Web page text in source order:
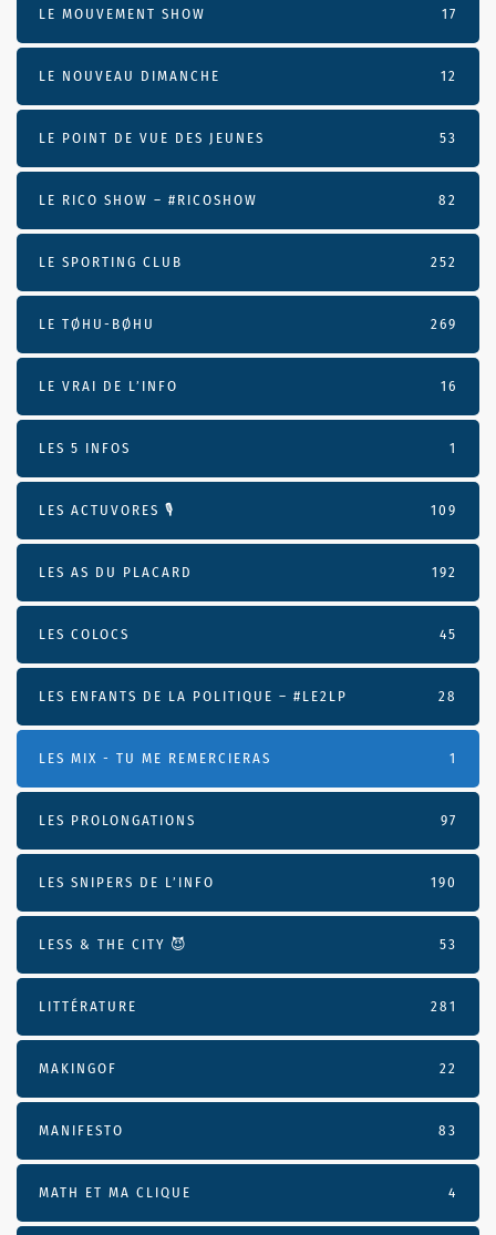
LE MOUVEMENT SHOW 17
LE NOUVEAU DIMANCHE 12
LE POINT DE VUE DES JEUNES 53
LE RICO SHOW – #RICOSHOW 82
LE SPORTING CLUB 252
LE TØHU-BØHU 269
LE VRAI DE L’INFO 16
LES 5 INFOS 1
LES ACTUVORES 🎙 109
LES AS DU PLACARD 192
LES COLOCS 45
LES ENFANTS DE LA POLITIQUE – #LE2LP 28
LES MIX - TU ME REMERCIERAS 1
LES PROLONGATIONS 97
LES SNIPERS DE L’INFO 190
LESS & THE CITY 😈 53
LITTÉRATURE 281
MAKINGOF 22
MANIFESTO 83
MATH ET MA CLIQUE 4